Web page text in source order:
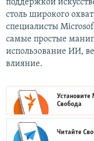
поддержкой
столь широкого
специалисты
самые простые
использование ИИ,
влияние.
Свобода
Читайте